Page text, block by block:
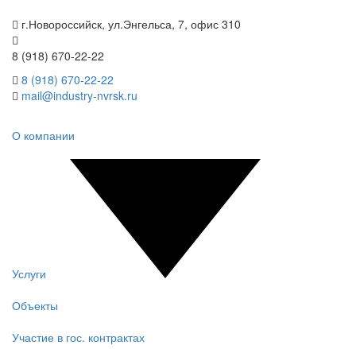
г.Новороссийск, ул.Энгельса, 7, офис 310
8 (918) 670-22-22
8 (918) 670-22-22
mail@industry-nvrsk.ru
О компании
Услуги
Объекты
Участие в гос. контрактах